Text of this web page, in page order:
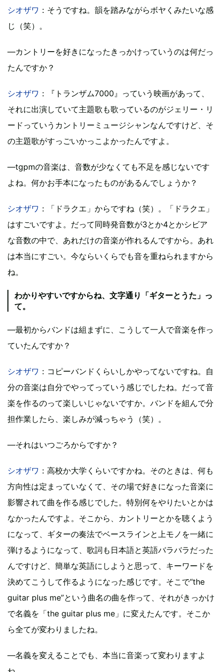
シオザワ ：そうですね。韻を踏みながらボヤくみたいな感
じ（笑）。
―カントリーを好きになったきっかけっていうのは何だっ
たんですか？
シオザワ ：『トランザム7000』っていう映画があって、
それに出演していて主題歌も歌っているのがジェリー・リ
ードっていうカントリーミュージシャンなんですけど、そ
の主題歌がすっごいかっこよかったんですよ。
―tgpmの音楽は、音数が少なくても不足を感じないです
よね。何かお手本になったものがあるんでしょうか？
シオザワ ：「ドラクエ」からですね（笑）。「ドラクエ」
はすごいですよ。だって同時発音数が3とか4とかシビア
な音数の中で、あれだけの音楽が作れるんですから。あれ
は本当にすごい。今ならいくらでも音を重ねられますから
ね。
わかりやすいですからね、文字通り「ギターとうた」っ
て。
―最初からバンドは組まずに、こうして一人で音楽を作っ
ていたんですか？
シオザワ ：コピーバンドくらいしかやってないですね。自
分の音楽は自分でやってっていう感じでしたね。だって音
楽を作るのって楽しいじゃないですか。バンドを組んで分
担作業したら、楽しみが減っちゃう（笑）。
―それはいつごろからですか？
シオザワ ：高校か大学くらいですかね。そのときは、何も
方向性は定まっていなくて、その場で好きになった音楽に
影響されて曲を作る感じでした。特別何をやりたいとかは
なかったんですよ。そこから、カントリーとかを聴くよう
になって、ギターの奏法でベースラインと上モノを一緒に
弾けるようになって、歌詞も日本語と英語バラバラだった
んですけど、簡単な英語にしようと思って、キーワードを
決めてこうして作るようになった感じです。そこで“the
guitar plus me”という曲名の曲を作って、それがきっかけ
で名義を「the guitar plus me」に変えたんです。そこか
ら全てが変わりましたね。
―名義を変えることでも、本当に音楽って変わりますよ